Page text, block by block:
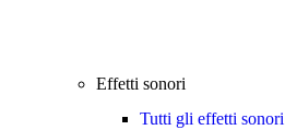
Effetti sonori
Tutti gli effetti sonori